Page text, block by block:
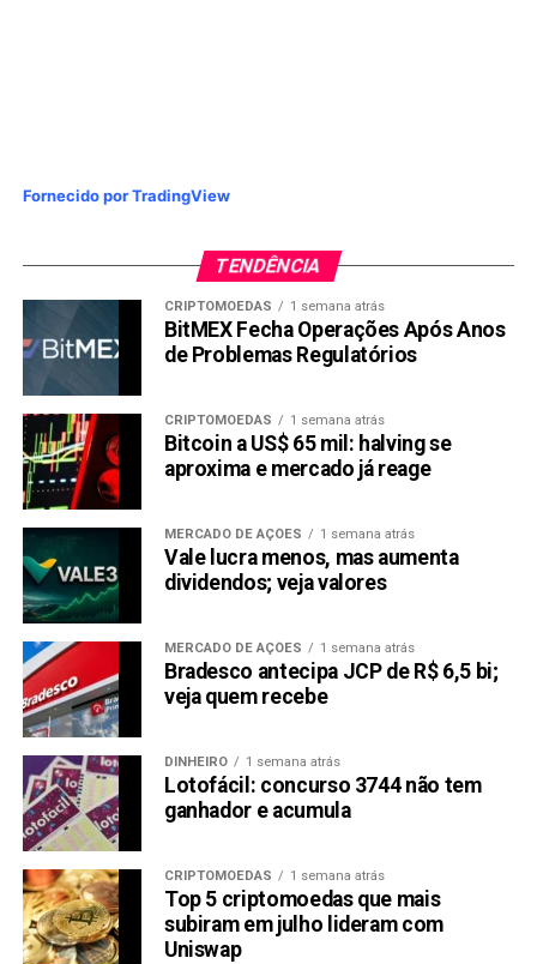
NFT do Bored Ape de Justin Bieber cai de US$ 1,2
milhão para US$ 12 mil
Top altcoins que entraram na zona de oportunidade
Fornecido por TradingView
TENDÊNCIA
CRIPTOMOEDAS 1 semana atrás
BitMEX Fecha Operações Após Anos
de Problemas Regulatórios
CRIPTOMOEDAS 1 semana atrás
Bitcoin a US$ 65 mil: halving se
aproxima e mercado já reage
MERCADO DE AÇÕES 1 semana atrás
Vale lucra menos, mas aumenta
dividendos; veja valores
MERCADO DE AÇÕES 1 semana atrás
Bradesco antecipa JCP de R$ 6,5 bi;
veja quem recebe
DINHEIRO 1 semana atrás
Lotofácil: concurso 3744 não tem
ganhador e acumula
CRIPTOMOEDAS 1 semana atrás
Top 5 criptomoedas que mais
subiram em julho lideram com
Uniswap